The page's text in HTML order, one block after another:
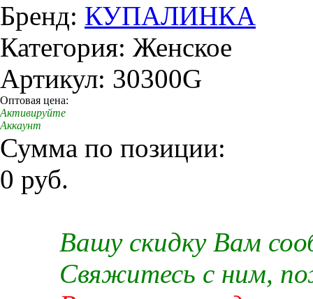
Бренд: КУПАЛИНКА
Категория: Женское
Артикул: 30300G
Оптовая цена:
Активируйте
Аккаунт
Сумма по позиции:
0 руб.
Вашу скидку Вам
Свяжитесь с ним,